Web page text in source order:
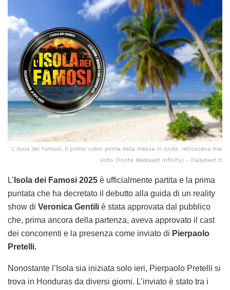
L'Isola dei Famosi, il primo video prima della messa in onda: retroscena mai
visto (Fonte Mediaset Infinity) - Dailybest.it
L’ Isola dei Famosi 2025 è ufficialmente partita e la prima
puntata che ha decretato il debutto alla guida di un reality
show di Veronica Gentili è stata approvata dal pubblico
che, prima ancora della partenza, aveva approvato il cast
dei concorrenti e la presenza come inviato di Pierpaolo
Pretelli.
Nonostante l’Isola sia iniziata solo ieri, Pierpaolo Pretelli si
trova in Honduras da diversi giorni. L’inviato è stato tra i